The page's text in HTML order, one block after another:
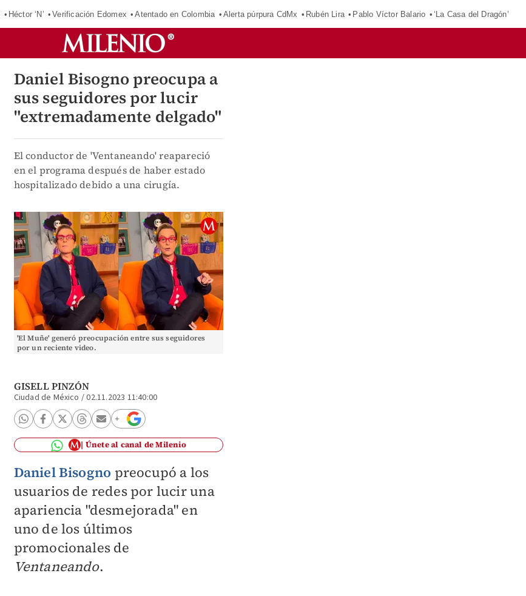
Héctor ‘N’ Verificación Edomex Atentado en Colombia Alerta púrpura CdMx Rubén Lira Pablo Víctor Balario ‘La Casa del Dragón’
Daniel Bisogno preocupa a
sus seguidores por lucir
"extremadamente delgado"
El conductor de 'Ventaneando' reapareció
en el programa después de haber estado
hospitalizado debido a una cirugía.
'El Muñe' generó preocupación entre sus seguidores
por un reciente video.
GISELL PINZÓN
Ciudad de México /02.11.2023 11:40:00
Únete al canal de Milenio
Daniel Bisogno preocupó a los
usuarios de redes por lucir una
apariencia "desmejorada" en
uno de los últimos
promocionales de
Ventaneando.